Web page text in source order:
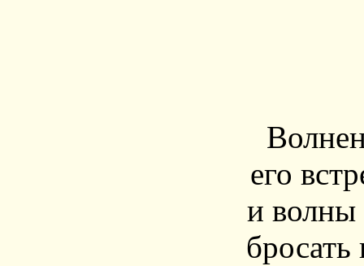
его
и волны
бросать